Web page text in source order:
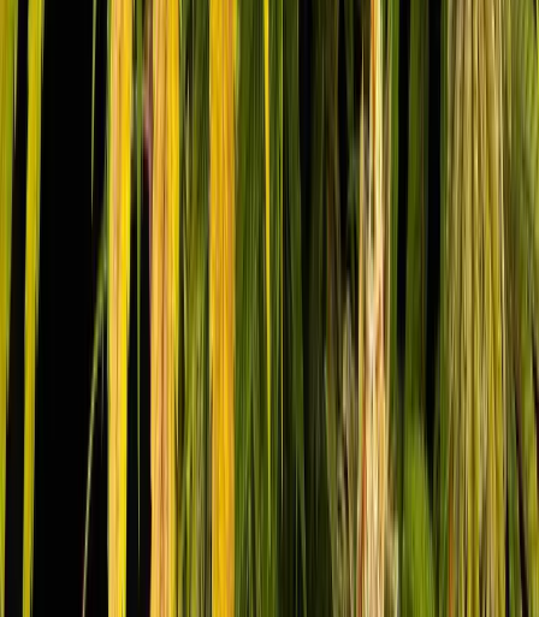
Vaping & Dabbing Lifestyle